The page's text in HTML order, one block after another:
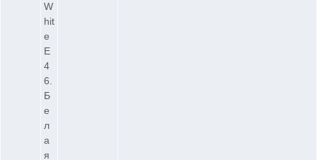
W
hit
e
E
4
6.
Б
е
л
а
я